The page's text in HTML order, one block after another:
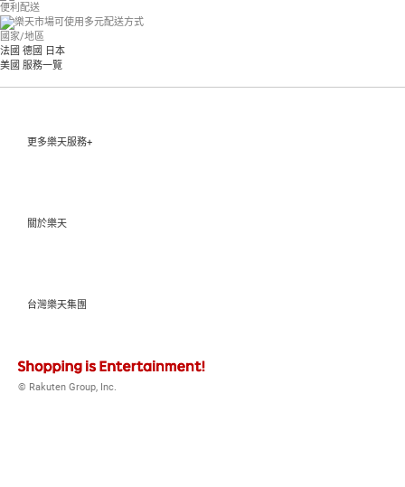
便利配送
國家/地區
法國 德國 日本
美國 服務一覽
更多樂天服務+
關於樂天
台灣樂天集團
© Rakuten Group, Inc.